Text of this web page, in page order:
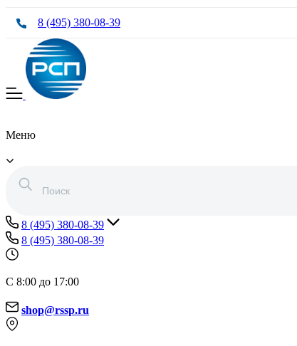
8 (495) 380-08-39
Меню
8 (495) 380-08-39
8 (495) 380-08-39
С 8:00 до 17:00
shop@rssp.ru